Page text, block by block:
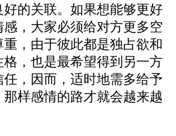
的关联。如果想能够更好
，大家必须给对方更多空
，由于彼此都是独占欲和
格，也是最希望得到另一方
，因而，适时地需多给予
样感情的路才就会越来越